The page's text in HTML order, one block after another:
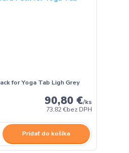
for Yoga Tab Ligh Grey
90,80 €/ks
73,82 €bez DPH
Pridať do košíka